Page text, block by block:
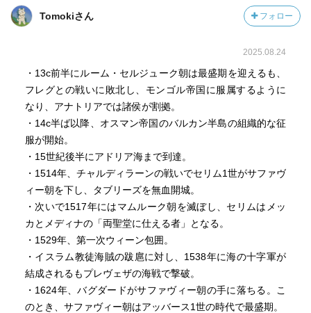
Tomokiさん フォロー
2025.08.24
・13c前半にルーム・セルジューク朝は最盛期を迎えるも、
フレグとの戦いに敗北し、モンゴル帝国に服属するように
なり、アナトリアでは諸侯が割拠。
・14c半ば以降、オスマン帝国のバルカン半島の組織的な征
服が開始。
・15世紀後半にアドリア海まで到達。
・1514年、チャルディラーンの戦いでセリム1世がサファヴ
ィー朝を下し、タブリーズを無血開城。
・次いで1517年にはマムルーク朝を滅ぼし、セリムはメッ
カとメディナの「両聖堂に仕える者」となる。
・1529年、第一次ウィーン包囲。
・イスラム教徒海賊の跋扈に対し、1538年に海の十字軍が
結成されるもプレヴェザの海戦で撃破。
・1624年、バグダードがサファヴィー朝の手に落ちる。こ
のとき、サファヴィー朝はアッバース1世の時代で最盛期。